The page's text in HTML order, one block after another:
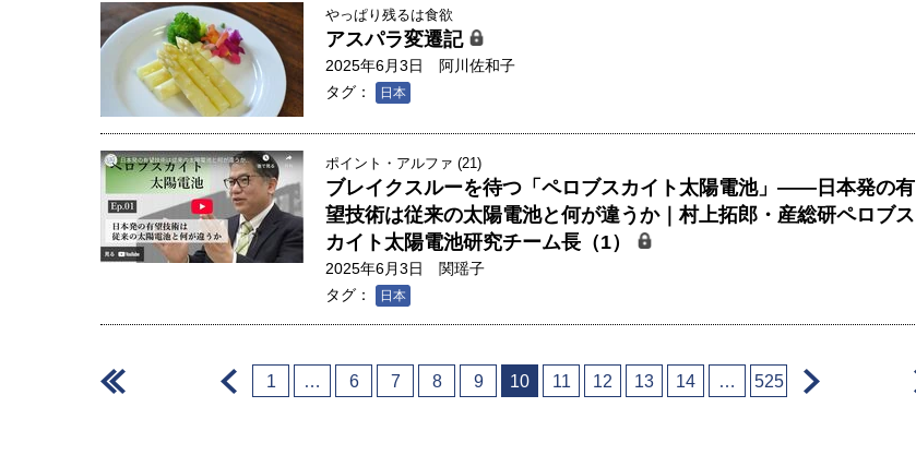
やっぱり残るは食欲
アスパラ変遷記
2025年6月3日
阿川佐和子
タグ：
日本
ポイント・アルファ (21)
ブレイクスルーを待つ「ペロブスカイト太陽電池」――日本発の有
望技術は従来の太陽電池と何が違うか｜村上拓郎・産総研ペロブス
カイト太陽電池研究チーム長（1）
2025年6月3日
関瑶子
タグ：
日本
＜ 1 … 6 7 8 9 10 11 12 13 14 … 525